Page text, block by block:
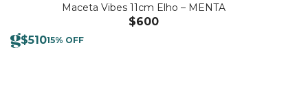
Maceta Vibes 11cm Elho – MENTA
$600
$51015% OFF